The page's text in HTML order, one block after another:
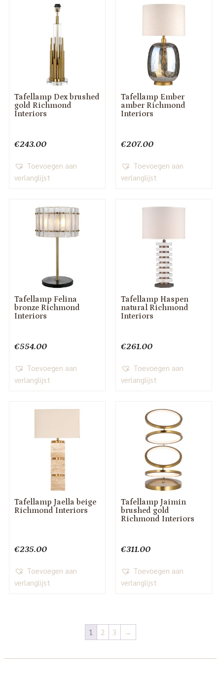
Tafellamp Dex brushed
gold Richmond
Interiors
€243.00
Toevoegen aan
verlanglijst
Tafellamp Ember
amber Richmond
Interiors
€207.00
Toevoegen aan
verlanglijst
Tafellamp Felina
bronze Richmond
Interiors
€554.00
Toevoegen aan
verlanglijst
Tafellamp Haspen
natural Richmond
Interiors
€261.00
Toevoegen aan
verlanglijst
Tafellamp Jaella beige
Richmond Interiors
€235.00
Toevoegen aan
verlanglijst
Tafellamp Jaimin
brushed gold
Richmond Interiors
€311.00
Toevoegen aan
verlanglijst
1 2 3 →